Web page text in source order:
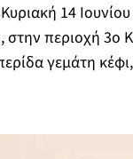
14
στην περιοχή 3ο
γεμάτη